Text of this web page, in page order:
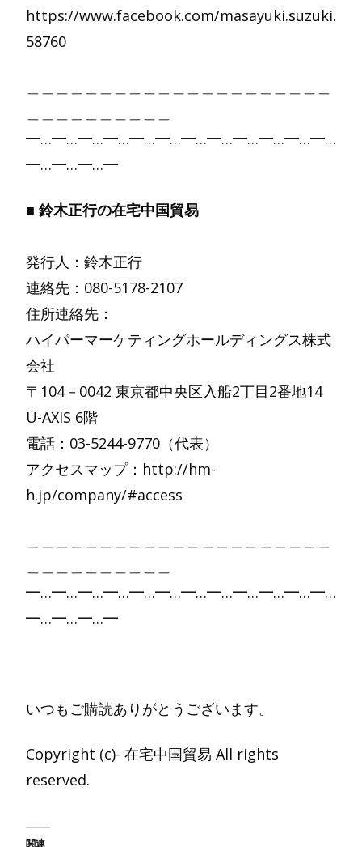
https://www.facebook.com/masayuki.suzuki.
58760
━…━…━…━…━…━…━…━…━…━…━…━…
━…━…━…━
■ 鈴木正行の在宅中国貿易
発行人：鈴木正行
連絡先：080-5178-2107
住所連絡先：
ハイパーマーケティングホールディングス株式
会社
〒104－0042 東京都中央区入船2丁目2番地14
U-AXIS 6階
電話：03-5244-9770（代表）
アクセスマップ：http://hm-
h.jp/company/#access
━…━…━…━…━…━…━…━…━…━…━…━…
━…━…━…━
いつもご購読ありがとうございます。
Copyright (c)- 在宅中国貿易 All rights
reserved.
関連